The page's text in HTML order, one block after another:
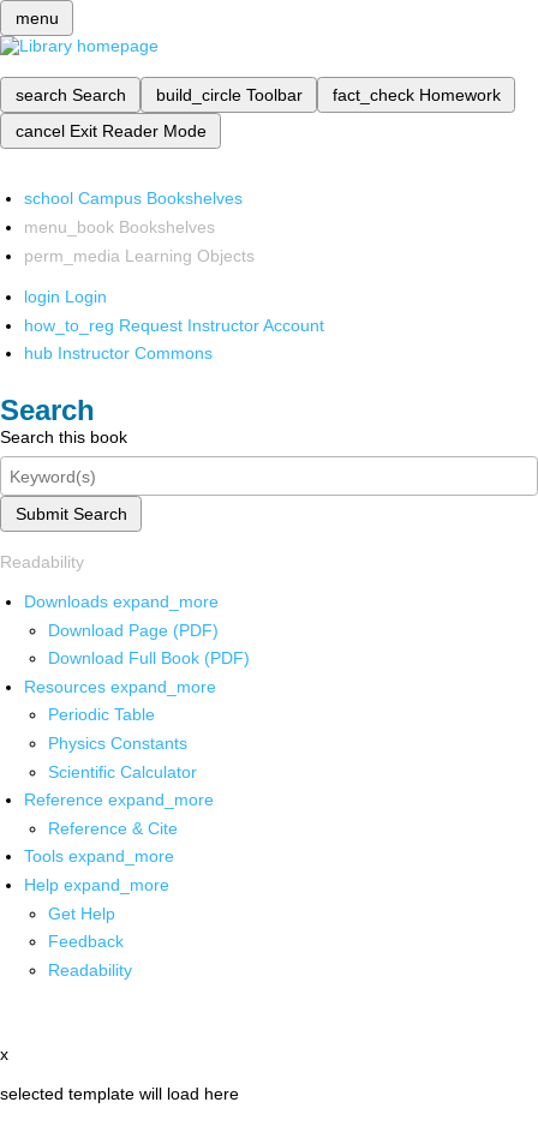
menu
search Search build_circle Toolbar fact_check Homework
cancel Exit Reader Mode
school Campus Bookshelves
menu_book Bookshelves
perm_media Learning Objects
login Login
how_to_reg Request Instructor Account
hub Instructor Commons
Search
Search this book
Submit Search
Readability
Downloads expand_more
Download Page (PDF)
Download Full Book (PDF)
Resources expand_more
Periodic Table
Physics Constants
Scientific Calculator
Reference expand_more
Reference & Cite
Tools expand_more
Help expand_more
Get Help
Feedback
Readability
x
selected template will load here